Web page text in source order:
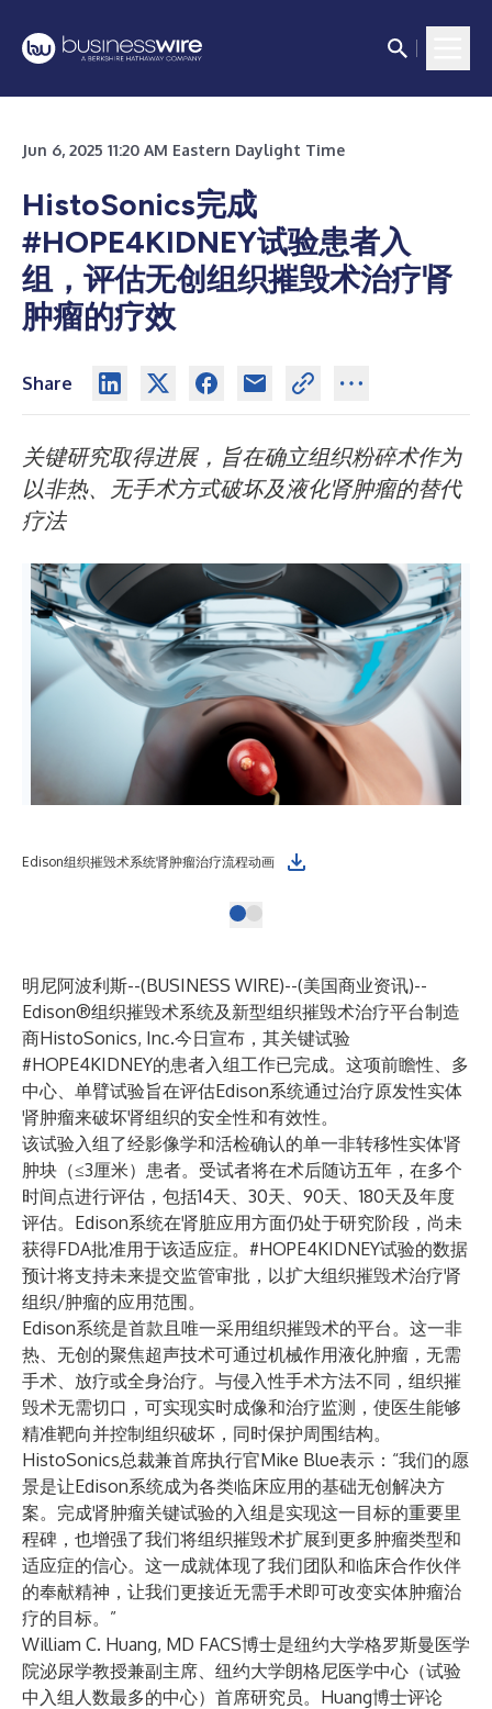
Jun 6, 2025 11:20 AM Eastern Daylight Time
HistoSonics完成
#HOPE4KIDNEY试验患者入
组，评估无创组织摧毁术治疗肾
肿瘤的疗效
Share
关键研究取得进展，旨在确立组织粉碎术作为
以非热、无手术方式破坏及液化肾肿瘤的替代
疗法
Edison组织摧毁术系统肾肿瘤治疗流程动画
明尼阿波利斯--(BUSINESS WIRE)--(美国商业资讯)--
Edison®组织摧毁术系统及新型组织摧毁术治疗平台制造
商HistoSonics, Inc.今日宣布，其关键试验
#HOPE4KIDNEY的患者入组工作已完成。这项前瞻性、多
中心、单臂试验旨在评估Edison系统通过治疗原发性实体
肾肿瘤来破坏肾组织的安全性和有效性。
该试验入组了经影像学和活检确认的单一非转移性实体肾
肿块（≤3厘米）患者。受试者将在术后随访五年，在多个
时间点进行评估，包括14天、30天、90天、180天及年度
评估。Edison系统在肾脏应用方面仍处于研究阶段，尚未
获得FDA批准用于该适应症。#HOPE4KIDNEY试验的数据
预计将支持未来提交监管审批，以扩大组织摧毁术治疗肾
组织/肿瘤的应用范围。
Edison系统是首款且唯一采用组织摧毁术的平台。这一非
热、无创的聚焦超声技术可通过机械作用液化肿瘤，无需
手术、放疗或全身治疗。与侵入性手术方法不同，组织摧
毁术无需切口，可实现实时成像和治疗监测，使医生能够
精准靶向并控制组织破坏，同时保护周围结构。
HistoSonics总裁兼首席执行官Mike Blue表示：“我们的愿
景是让Edison系统成为各类临床应用的基础无创解决方
案。完成肾肿瘤关键试验的入组是实现这一目标的重要里
程碑，也增强了我们将组织摧毁术扩展到更多肿瘤类型和
适应症的信心。这一成就体现了我们团队和临床合作伙伴
的奉献精神，让我们更接近无需手术即可改变实体肿瘤治
疗的目标。”
William C. Huang, MD FACS博士是纽约大学格罗斯曼医学
院泌尿学教授兼副主席、纽约大学朗格尼医学中心（试验
中入组人数最多的中心）首席研究员。Huang博士评论